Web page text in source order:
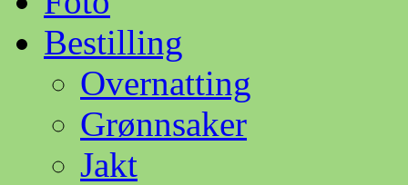
Bestilling
Overnatting
Grønnsaker
Jakt